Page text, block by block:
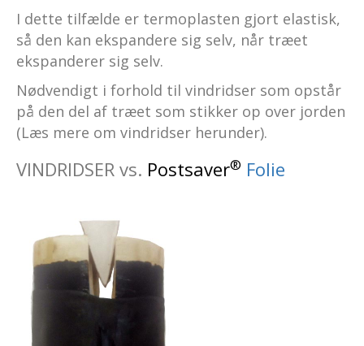
I dette tilfælde er termoplasten gjort elastisk,
så den kan ekspandere sig selv, når træet
ekspanderer sig selv.
Nødvendigt i forhold til vindridser som opstår
på den del af træet som stikker op over jorden
(Læs mere om vindridser herunder).
VINDRIDSER vs. Postsaver® Folie